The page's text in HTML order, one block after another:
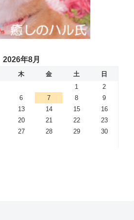
2026年8月
木 金 土
日
1
2
6 7 8
9
13 14 15
16
20 21 22
23
27 28 29
30